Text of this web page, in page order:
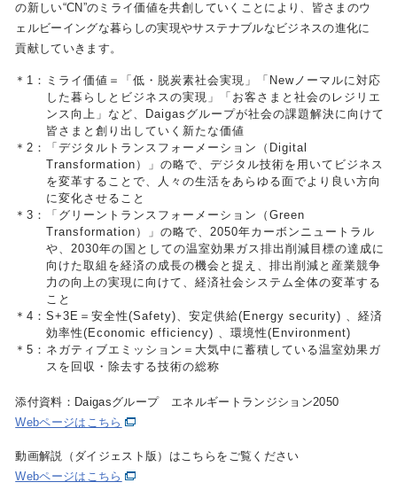
の新しい“CN”のミライ価値を共創していくことにより、皆さまのウ
ェルビーイングな暮らしの実現やサステナブルなビジネスの進化に
貢献していきます。
＊1： ミライ価値＝「低・脱炭素社会実現」「Newノーマルに対応
した暮らしとビジネスの実現」「お客さまと社会のレジリエ
ンス向上」など、Daigasグループが社会の課題解決に向けて
皆さまと創り出していく新たな価値
＊2：
「デジタルトランスフォーメーション（Digital
Transformation）」の略で、デジタル技術を用いてビジネス
を変革することで、人々の生活をあらゆる面でより良い方向
に変化させること
＊3：
「グリーントランスフォーメーション（Green
Transformation）」の略で、2050年カーボンニュートラル
や、2030年の国としての温室効果ガス排出削減目標の達成に
向けた取組を経済の成長の機会と捉え、排出削減と産業競争
力の向上の実現に向けて、経済社会システム全体の変革する
こと
＊4：S+3E＝安全性(Safety)、安定供給(Energy security) 、経済
効率性(Economic efficiency) 、環境性(Environment)
＊5： ネガティブエミッション＝大気中に蓄積している温室効果ガ
スを回収・除去する技術の総称
添付資料：Daigasグループ エネルギートランジション2050
Webページはこちら
動画解説（ダイジェスト版）はこちらをご覧ください
Webページはこちら